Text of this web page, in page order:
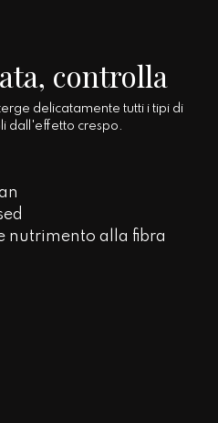
controlla
delicatamente tutti i tipi di
dall'effetto crespo.
nutrimento alla fibra